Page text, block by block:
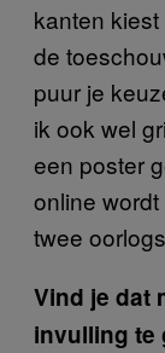
kanten
de
puur je
ik ook wel
een poster
online
twee
Vind je dat
invulling te